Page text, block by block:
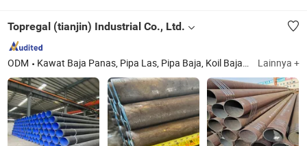
Topregal (tianjin) Industrial Co., Ltd.
ODM Kawat Baja Panas, Pipa Las, Pipa Baja, Koil Baja, Pipa Baja Galvanis, Baja Sudut, Balok H, Pelat Baja, Lembaran Bergelombang Galvanis, Lembaran Baja Dingin Lainnya +